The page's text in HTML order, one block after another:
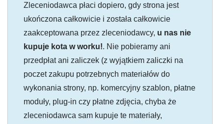
Zleceniodawca płaci dopiero, gdy strona jest
ukończona całkowicie i została całkowicie
zaakceptowana przez zleceniodawcy, u nas nie
kupuje kota w worku!. Nie pobieramy ani
przedpłat ani zaliczek (z wyjątkiem zaliczki na
poczet zakupu potrzebnych materiałów do
wykonania strony, np. komercyjny szablon, płatne
moduły, plug-in czy płatne zdjęcia, chyba że
zleceniodawca sam kupuje te materiały,